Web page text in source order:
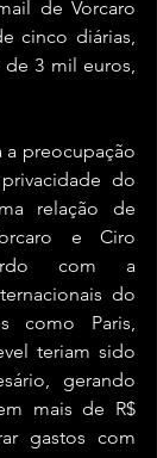
de Vorcaro
cinco diárias,
3 mil euros,
preocupação
do
relação de
e Ciro
com a
do
como Paris,
teriam sido
gerando
mais de R$
gastos com